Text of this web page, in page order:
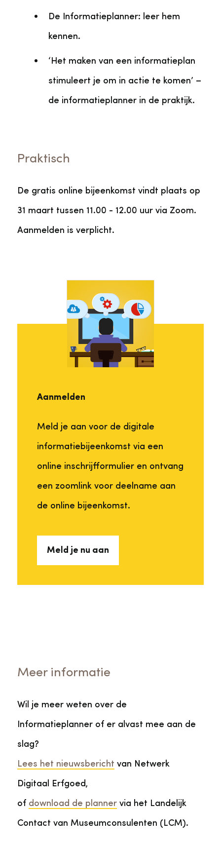
De Informatieplanner: leer hem
kennen.
‘Het maken van een informatieplan
stimuleert je om in actie te komen’ –
de informatieplanner in de praktijk.
Praktisch
De gratis online bijeenkomst vindt plaats op
31 maart tussen 11.00 - 12.00 uur via Zoom.
Aanmelden is verplicht.
Aanmelden
Meld je aan voor de digitale
informatiebijeenkomst via een
online inschrijfformulier en ontvang
een zoomlink voor deelname aan
de online bijeenkomst.
Meld je nu aan
Meer informatie
Wil je meer weten over de
Informatieplanner of er alvast mee aan de
slag?
Lees het nieuwsbericht van Netwerk
Digitaal Erfgoed,
of download de planner via het Landelijk
Contact van Museumconsulenten (LCM).